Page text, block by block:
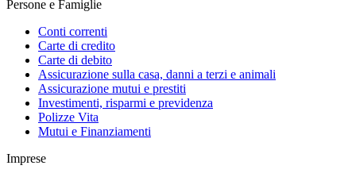
Persone e Famiglie
Conti correnti
Carte di credito
Carte di debito
Assicurazione sulla casa, danni a terzi e animali
Assicurazione mutui e prestiti
Investimenti, risparmi e previdenza
Polizze Vita
Mutui e Finanziamenti
Imprese